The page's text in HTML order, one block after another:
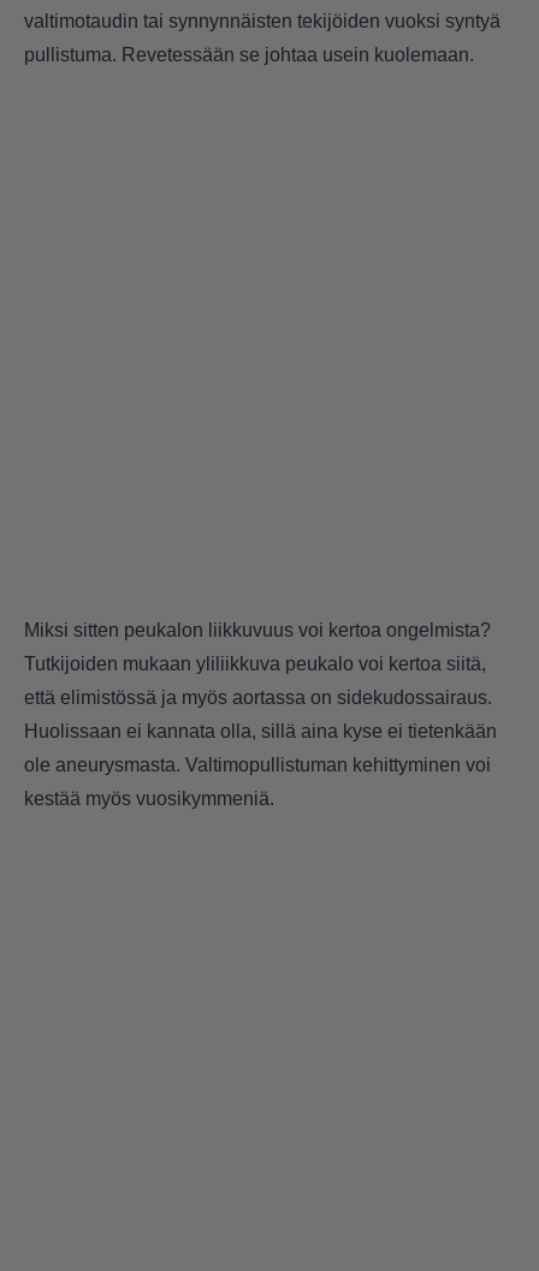
valtimotaudin tai synnynnäisten tekijöiden vuoksi syntyä
pullistuma. Revetessään se johtaa usein kuolemaan.
Miksi sitten peukalon liikkuvuus voi kertoa ongelmista?
Tutkijoiden mukaan yliliikkuva peukalo voi kertoa siitä,
että elimistössä ja myös aortassa on sidekudossairaus.
Huolissaan ei kannata olla, sillä aina kyse ei tietenkään
ole aneurysmasta. Valtimopullistuman kehittyminen voi
kestää myös vuosikymmeniä.